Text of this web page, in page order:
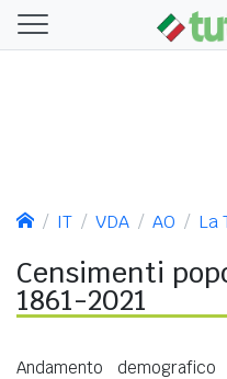
IT VDA AO La
Censimenti
1861-2021
Andamento